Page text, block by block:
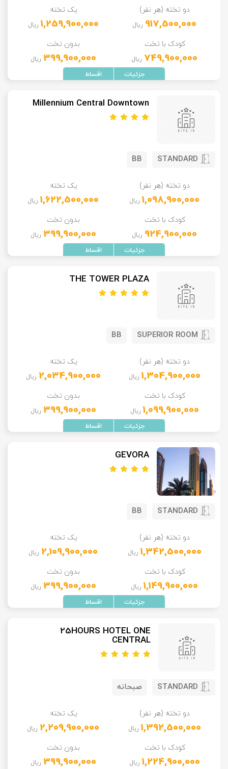
دو تخته (هر نفر)
917,500,000 ریال
یک تخته
1,259,900,000 ریال
کودک با تخت
749,900,000 ریال
بدون تخت
399,900,000 ریال
Millennium Central Downtown
STANDARD
BB
دو تخته (هر نفر)
1,098,900,000 ریال
یک تخته
1,622,500,000 ریال
کودک با تخت
924,900,000 ریال
بدون تخت
399,900,000 ریال
THE TOWER PLAZA
SUPERIOR ROOM
BB
دو تخته (هر نفر)
1,304,900,000 ریال
یک تخته
2,034,900,000 ریال
کودک با تخت
1,099,900,000 ریال
بدون تخت
399,900,000 ریال
GEVORA
STANDARD
BB
دو تخته (هر نفر)
1,342,500,000 ریال
یک تخته
2,109,900,000 ریال
کودک با تخت
1,149,900,000 ریال
بدون تخت
399,900,000 ریال
25HOURS HOTEL ONE
CENTRAL
STANDARD صبحانه
دو تخته (هر نفر)
1,392,500,000 ریال
یک تخته
2,209,900,000 ریال
کودک با تخت
1,224,900,000 ریال
بدون تخت
399,900,000 ریال
تور اصفهان